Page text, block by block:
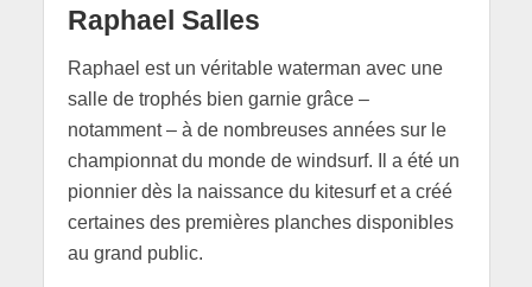
Raphael Salles
Raphael est un véritable waterman avec une
salle de trophés bien garnie grâce –
notamment – à de nombreuses années sur le
championnat du monde de windsurf. Il a été un
pionnier dès la naissance du kitesurf et a créé
certaines des premières planches disponibles
au grand public.